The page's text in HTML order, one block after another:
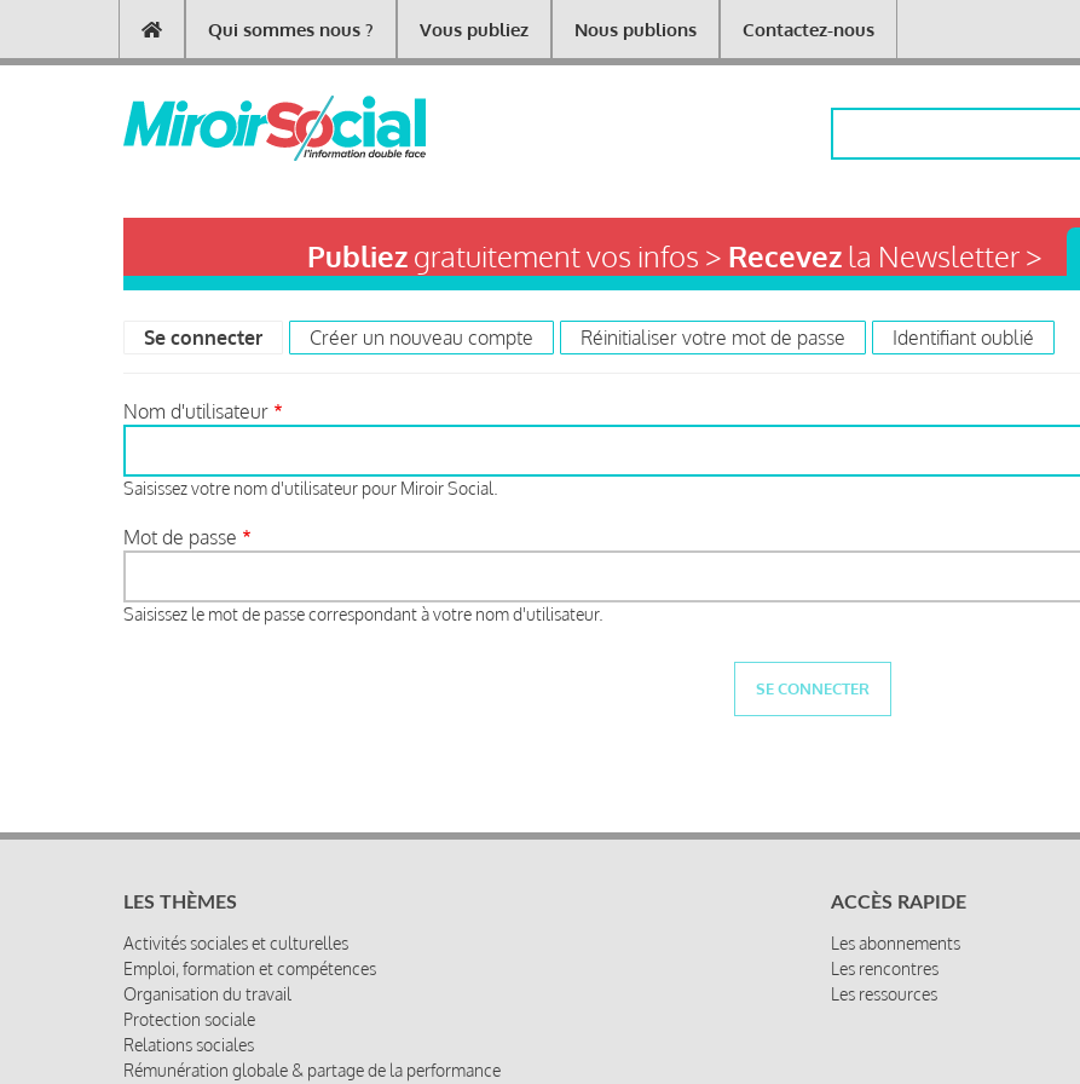
contenu
Main
navigation
Qui sommes nous ? Vous publiez Nous publions Contactez-nous
Publiezgratuitement vos infos > Recevezla Newsletter >
tabs
Se connecter (onglet actif)
Créer un nouveau compte Réinitialiser votre mot de passe Identifiant oublié
Nom d'utilisateur
Saisissez votre nom d'utilisateur pour Miroir Social.
Mot de passe
Saisissez le mot de passe correspondant à votre nom d'utilisateur.
LES THÈMES
Activités sociales et culturelles
Emploi, formation et compétences
Organisation du travail
Protection sociale
Relations sociales
Rémunération globale & partage de la performance
ACCÈS RAPIDE
Les abonnements
Les rencontres
Les ressources